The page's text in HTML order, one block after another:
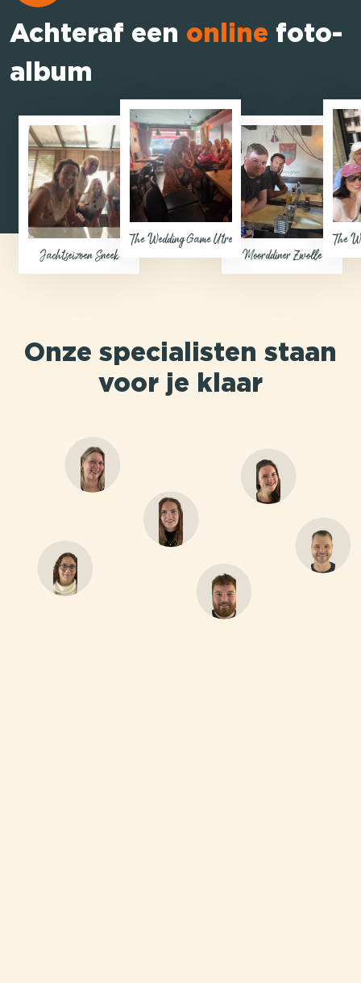
Achteraf een online foto-
album
Jachtseizoen Sneek
The Wedding Game Utrecht
Moorddiner Zwolle
The
Onze specialisten staan
voor je klaar